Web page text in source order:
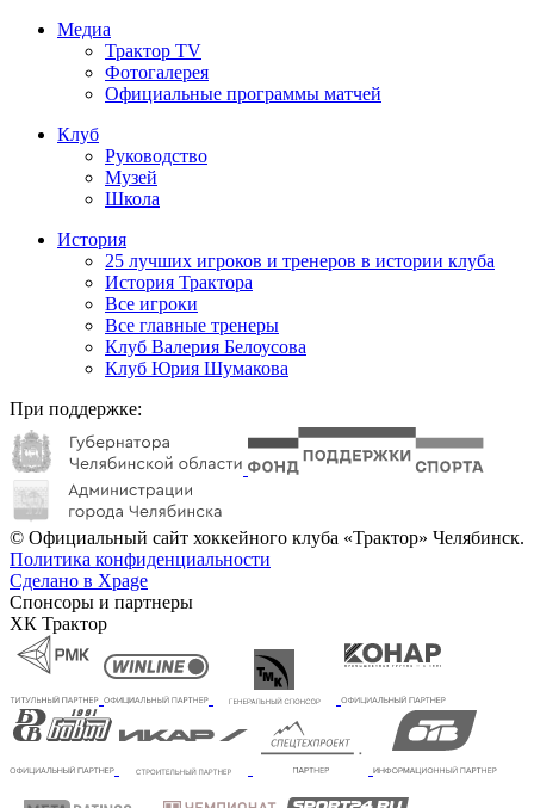
Медиа
Трактор TV
Фотогалерея
Официальные программы матчей
Клуб
Руководство
Музей
Школа
История
25 лучших игроков и тренеров в истории клуба
История Трактора
Все игроки
Все главные тренеры
Клуб Валерия Белоусова
Клуб Юрия Шумакова
При поддержке:
© Официальный сайт хоккейного клуба «Трактор» Челябинск.
Политика конфиденциальности
Сделано в Xpage
Спонсоры и партнеры
ХК Трактор